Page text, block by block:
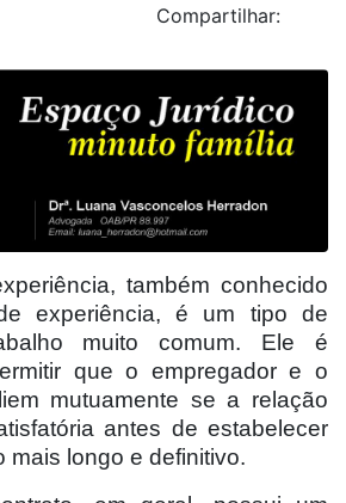
Compartilhar:
também conhecido
experiência, é um tipo de
muito comum. Ele é
que o empregador e o
mutuamente se a relação
antes de estabelecer
mais longo e definitivo.